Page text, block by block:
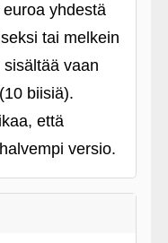
yhdestä
tai melkein
vaan
biisiä).
että
versio.